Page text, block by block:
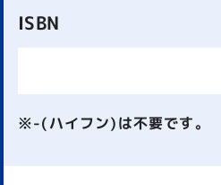
ISBN
※-(ハイフン)は不要です。